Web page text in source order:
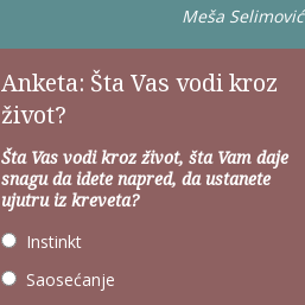
Meša Selimović
Anketa: Šta Vas vodi kroz
život?
Šta Vas vodi kroz život, šta Vam daje
snagu da idete napred, da ustanete
ujutru iz kreveta?
Instinkt
Saosećanje